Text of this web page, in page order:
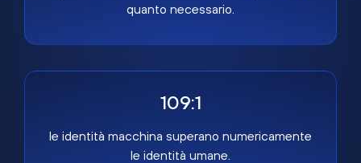
quanto necessario.
109:1
le identità macchina superano numericamente
le identità umane.